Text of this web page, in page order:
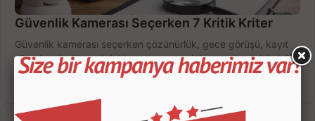
Güvenlik Kamerası Seçerken 7 Kritik Kriter
Güvenlik kamerası seçerken çözünürlük, gece görüşü, kayıt
süresi ve bağlantı tipini karşılaştırın; eviniz veya iş yeriniz için
doğru sistemi hemen seçin.